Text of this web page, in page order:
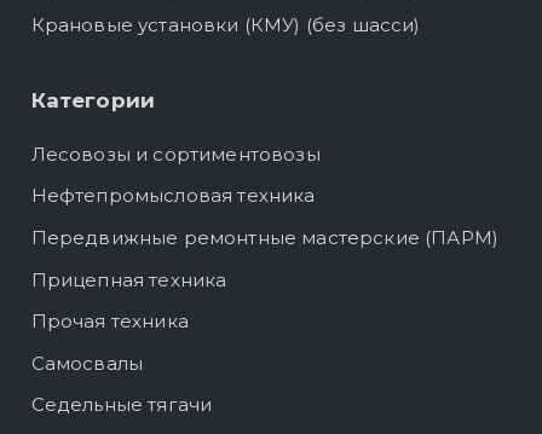
Крановые установки (КМУ) (без шасси)
Категории
Лесовозы и сортиментовозы
Нефтепромысловая техника
Передвижные ремонтные мастерские (ПАРМ)
Прицепная техника
Прочая техника
Самосвалы
Седельные тягачи